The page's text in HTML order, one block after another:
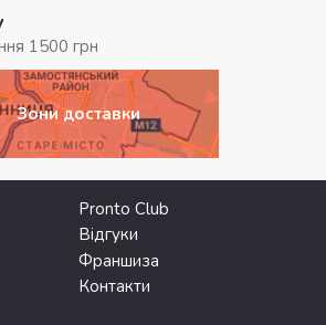
1500 грн
Зони доставки
Pronto Club
Відгуки
Франшиза
Контакти